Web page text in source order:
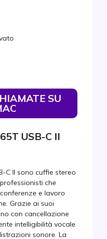
SU
USB-C II
C II sono cuffie stereo
che
e lavoro
Grazie ai suoi
con cancellazione
intelligibilità vocale
sonore. La